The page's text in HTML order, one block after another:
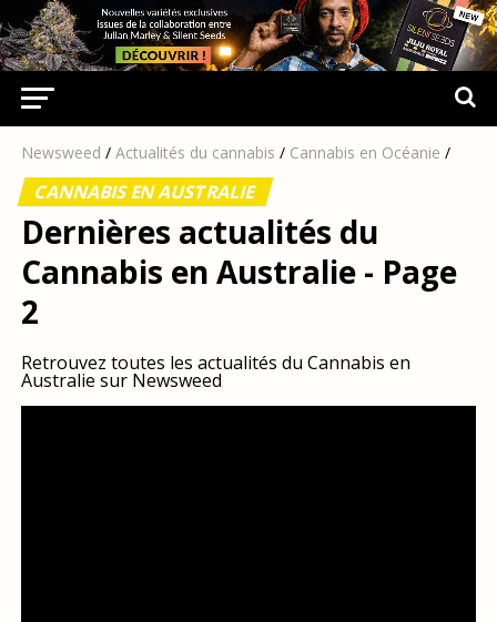
Newsweed / Actualités du cannabis / Cannabis en Océanie /
CANNABIS EN AUSTRALIE
Dernières actualités du
Cannabis en Australie - Page
2
Retrouvez toutes les actualités du Cannabis en
Australie sur Newsweed